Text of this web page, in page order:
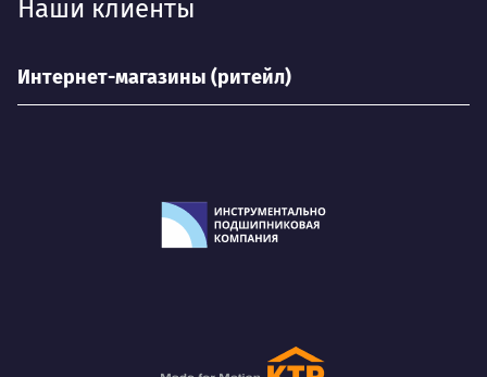
Наши клиенты
Интернет-магазины (ритейл)